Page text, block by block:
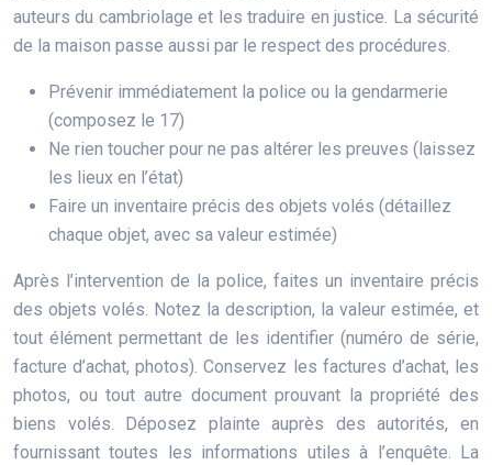
auteurs du cambriolage et les traduire en justice. La sécurité
de la maison passe aussi par le respect des procédures.
Prévenir immédiatement la police ou la gendarmerie
(composez le 17)
Ne rien toucher pour ne pas altérer les preuves (laissez
les lieux en l’état)
Faire un inventaire précis des objets volés (détaillez
chaque objet, avec sa valeur estimée)
Après l’intervention de la police, faites un inventaire précis
des objets volés. Notez la description, la valeur estimée, et
tout élément permettant de les identifier (numéro de série,
facture d’achat, photos). Conservez les factures d’achat, les
photos, ou tout autre document prouvant la propriété des
biens volés. Déposez plainte auprès des autorités, en
fournissant toutes les informations utiles à l’enquête. La